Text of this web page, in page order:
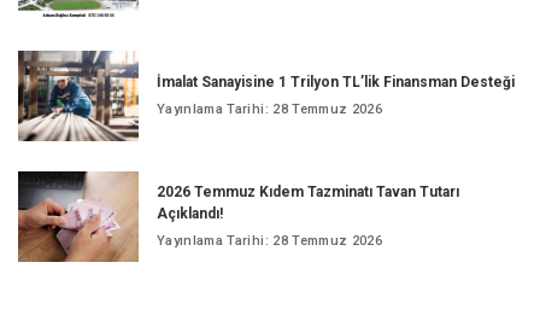
İmalat Sanayisine 1 Trilyon TL’lik Finansman Desteği
Yayınlama Tarihi: 28 Temmuz 2026
2026 Temmuz Kıdem Tazminatı Tavan Tutarı
Açıklandı!
Yayınlama Tarihi: 28 Temmuz 2026